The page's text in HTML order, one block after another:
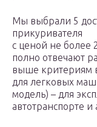
Мы выбрали 5
прикуривателя
с ценой не более
полно отвечают
выше критериям
для легковых
модель) – для
автотранспорте и